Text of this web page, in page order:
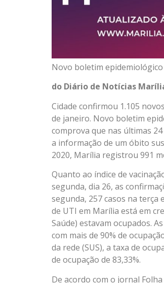
Novo boletim
do Diário de Notícias
Cidade confirmou 1.105
de janeiro. Novo boletim
comprova que nas últimas
a informação de um óbito
2020, Marília registrou 991
Quanto ao índice de
segunda, dia 26, as
segunda, 257 casos na terça
de UTI em Marília está em
Saúde) estavam ocupados.
com mais de 90% de
da rede (SUS), a taxa de
de ocupação de 83,33%.
De acordo com o jornal